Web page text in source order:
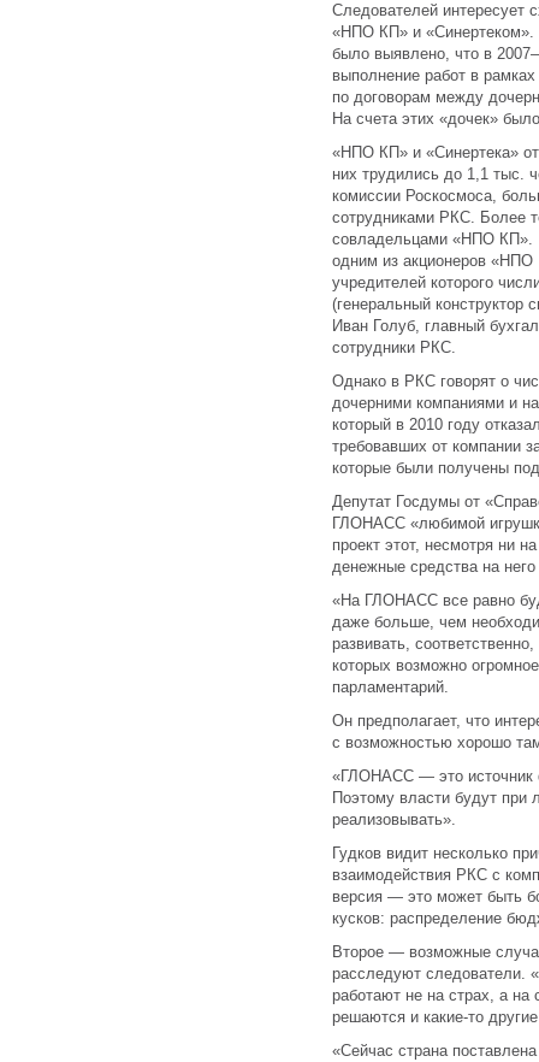
Следователей интересует
«НПО КП» и «Синертеком».
было выявлено, что в
выполнение работ в
по договорам между
На счета этих «дочек»
«НПО КП» и «Синертека»
них трудились до 1,1 тыс.
комиссии Роскосмоса,
сотрудниками РКС. Более
совладельцами «НПО КП».
одним из акционеров
учредителей которого
(генеральный
Иван Голуб, главный
сотрудники РКС.
Однако в РКС говорят о
дочерними компаниями и
который в 2010 году
требовавших от компании
которые были получены
Депутат Госдумы от
ГЛОНАСС «любимой
проект этот, несмотря ни
денежные средства на
«На ГЛОНАСС все равно
даже больше, чем
развивать,
которых возможно
парламентарий.
Он предполагает, что
с возможностью хорошо
«ГЛОНАСС — это источник
Поэтому власти будут
реализовывать».
Гудков видит несколько
взаимодействия РКС с
версия — это может быть
кусков: распределение
Второе — возможные
расследуют следователи.
работают не на страх, а на
решаются и какие-то
«Сейчас страна